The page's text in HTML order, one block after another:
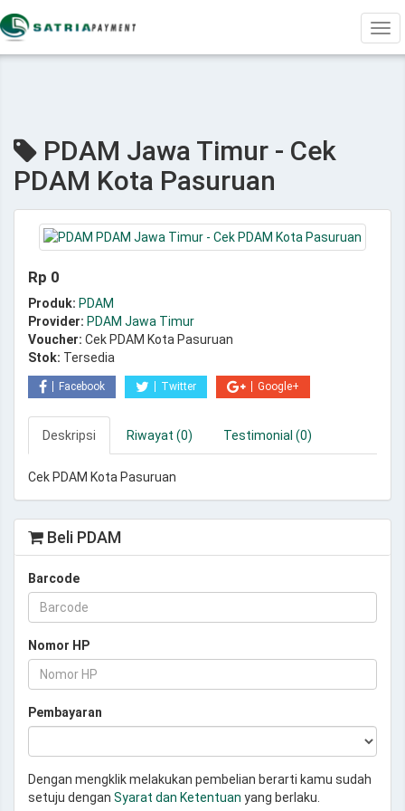
PDAM Jawa Timur - Cek
PDAM Kota Pasuruan
Rp 0
Produk: PDAM
Provider: PDAM Jawa Timur
Voucher: Cek PDAM Kota Pasuruan
Stok: Tersedia
Facebook Twitter Google+
Deskripsi Riwayat (0) Testimonial (0)
Cek PDAM Kota Pasuruan
Beli PDAM
Barcode
Nomor HP
Pembayaran
Dengan mengklik melakukan pembelian berarti kamu sudah
setuju dengan Syarat dan Ketentuan yang berlaku.